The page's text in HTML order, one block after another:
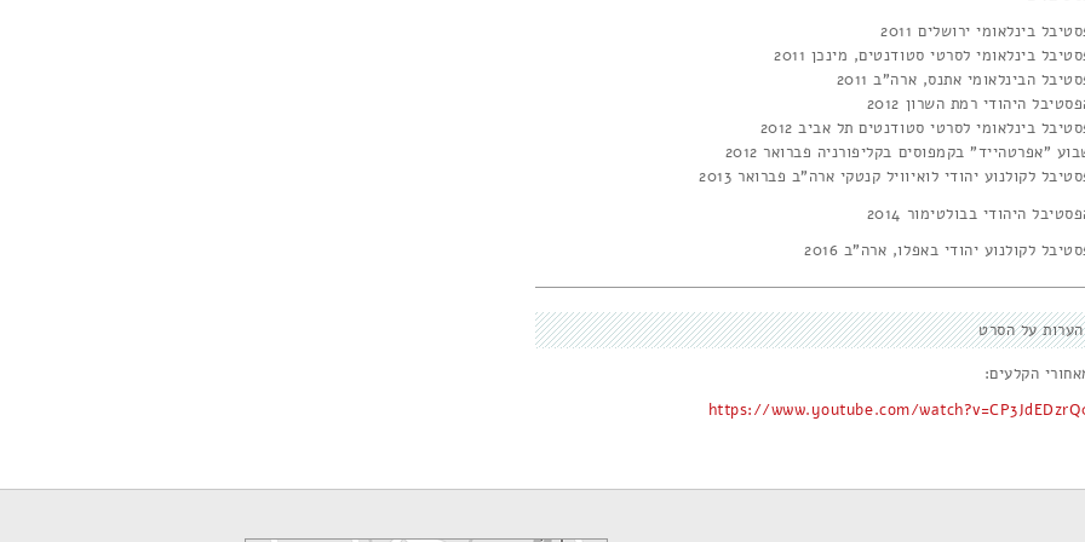
בינלאומי ירושלים 2011
בינלאומי לסרטי סטודנטים, מינכן 2011
הבינלאומי אתנס, ארה"ב 2011
היהודי רמת השרון 2012
בינלאומי לסרטי סטודנטים תל אביב 2012
"אפרטהייד" בקמפוסים בקליפורניה פברואר 2012
לקולנוע יהודי לואיוויל קנטקי ארה"ב פברואר 2013
היהודי בבולטימור 2014
לקולנוע יהודי באפלו, ארה"ב 2016
הערות על הסרט
הקלעים:
https://www.youtube.com/